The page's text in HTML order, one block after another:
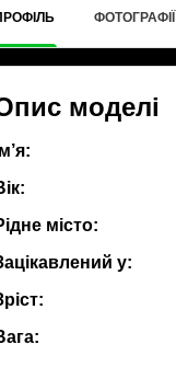
ФОТОГРАФІЇ
моделі
Ім’я:
місто:
у: